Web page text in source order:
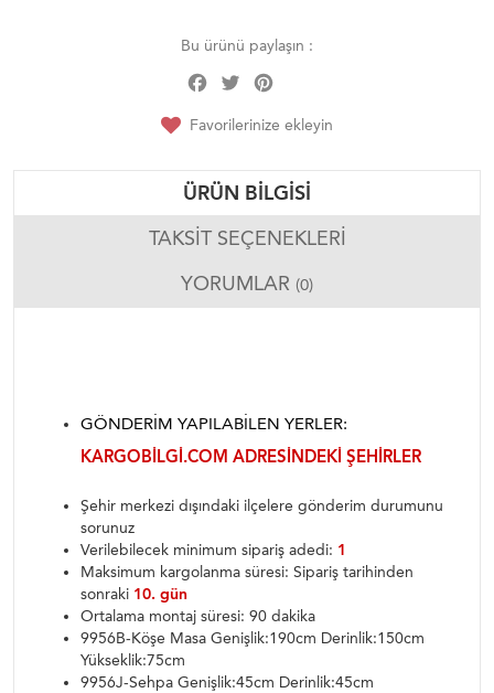
Bu ürünü paylaşın :
Facebook
Twitter
Favorilerinize ekleyin
ÜRÜN BILGISI
TAKSIT SEÇENEKLERI
YORUMLAR (0)
GÖNDERIM YAPILABILEN YERLER:
KARGOBILGI.COM ADRESINDEKI ŞEHIRLER
Şehir merkezi dışındaki ilçelere gönderim durumunu
sorunuz
Verilebilecek minimum sipariş adedi: 1
Maksimum kargolanma süresi: Sipariş tarihinden
sonraki 10. gün
Ortalama montaj süresi: 90 dakika
9956B-Köşe Masa Genişlik:190cm Derinlik:150cm
Yükseklik:75cm
9956J-Sehpa Genişlik:45cm Derinlik:45cm